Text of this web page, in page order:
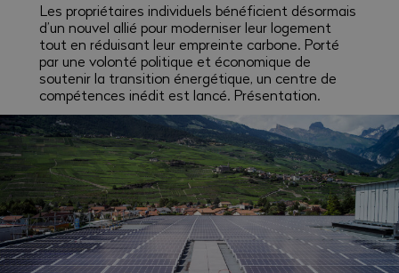
Les propriétaires individuels bénéficient désormais
d’un nouvel allié pour moderniser leur logement
tout en réduisant leur empreinte carbone. Porté
par une volonté politique et économique de
soutenir la transition énergétique, un centre de
compétences inédit est lancé. Présentation.